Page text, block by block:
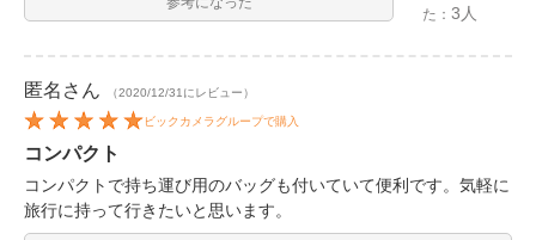
た：3人
匿名 さん （2020/12/31にレビュー）
ビックカメラグループで購入
コンパクト
コンパクトで持ち運び用のバッグも付いていて便利です。気軽に
旅行に持って行きたいと思います。